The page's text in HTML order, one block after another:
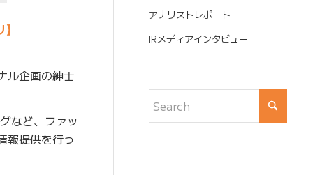
ル企画の紳士
など、ファッ
報提供を行っ
アナリストレポート
IRメディアインタビュー